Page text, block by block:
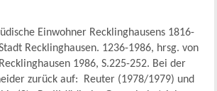
Einwohner Recklinghausens 1816-
Recklinghausen. 1236-1986, hrsg. von
1986, S.225-252. Bei der
zurück auf: Reuter (1978/1979) und